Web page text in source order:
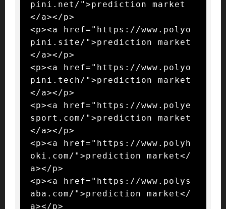
pini.net/">prediction market
</a></p>
<p><a href="https://www.polyo
pini.site/">prediction market
</a></p>
<p><a href="https://www.polyo
pini.tech/">prediction market
</a></p>
<p><a href="https://www.polye
sport.com/">prediction market
</a></p>
<p><a href="https://www.polyh
oki.com/">prediction market</
a></p>
<p><a href="https://www.polys
aba.com/">prediction market</
a></p>